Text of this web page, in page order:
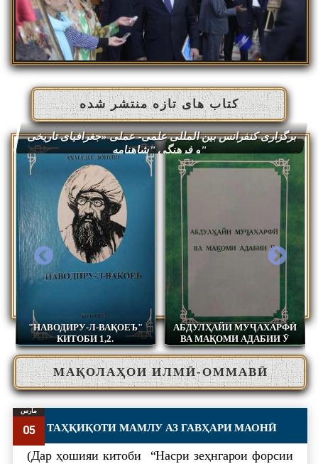
برگزاری کنفرانس بین المللی علمی- عملی «جغرافیای تاریخی
و فرهنگی "شاهنامه"
کتاب های تازه منتشر شده
"НАВОДИРУ-Л-ВАҚОЕЪ"
КИТОБИ 1,2.
АБДУЛҲАЙИ МУҶАХАРФӢ
ВА МАҚОМИ АДАБИИ Ӯ
МАҚОЛАҲОИ ИЛМӢ-ОММАВӢ
05
مارس
ТАҲҚИҚОТИ МАМЛУ АЗ ГАВҲАРИ МАОНӢ
(Дар ҳошияи китоби “Насри зеҳнгарои форсии